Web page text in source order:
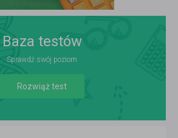
Baza testów
Sprawdź swój poziom
Rozwiąż test